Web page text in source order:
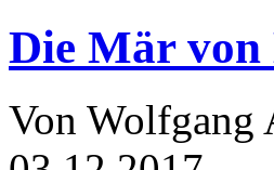
Die Mär
Von Wolfgang